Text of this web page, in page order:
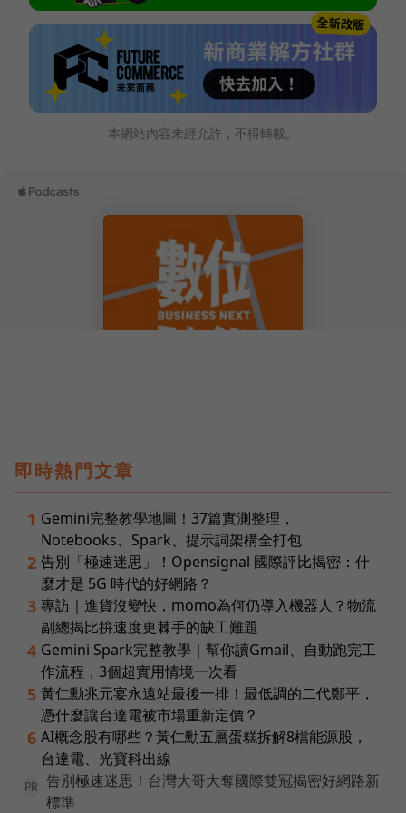
本網站內容未經允許，不得轉載。
即時熱門文章
1 Gemini完整教學地圖！37篇實測整理，
Notebooks、Spark、提示詞架構全打包
2 告別「極速迷思」！Opensignal 國際評比揭密：什
麼才是 5G 時代的好網路？
3 專訪｜進貨沒變快，momo為何仍導入機器人？物流
副總揭比拚速度更棘手的缺工難題
4 Gemini Spark完整教學｜幫你讀Gmail、自動跑完工
作流程，3個超實用情境一次看
5 黃仁勳兆元宴永遠站最後一排！最低調的二代鄭平，
憑什麼讓台達電被市場重新定價？
6 AI概念股有哪些？黃仁勳五層蛋糕拆解8檔能源股，
台達電、光寶科出線
PR
告別極速迷思！台灣大哥大奪國際雙冠揭密好網路新
標準